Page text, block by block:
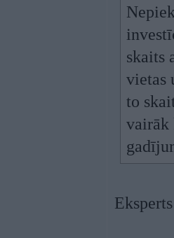
skaits
vietas
to
vairāk